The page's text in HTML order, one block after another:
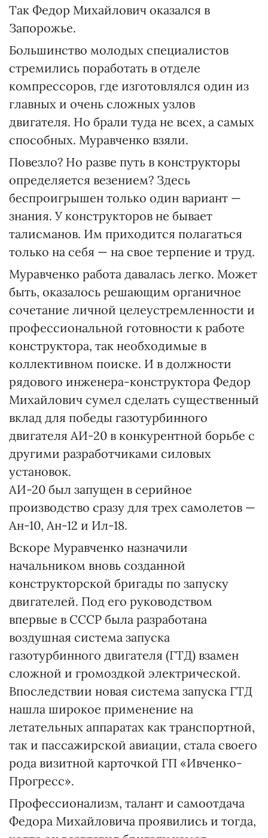
Так Федор Михайлович оказался в
Запорожье.
Большинство молодых специалистов
стремились поработать в отделе
компрессоров, где изготовлялся один из
главных и очень сложных узлов
двигателя. Но брали туда не всех, а самых
способных. Муравченко взяли.
Повезло? Но разве путь в конструкторы
определяется везением? Здесь
беспроигрышен только один вариант —
знания. У конструкторов не бывает
талисманов. Им приходится полагаться
только на себя — на свое терпение и труд.
Муравченко работа давалась легко. Может
быть, оказалось решающим органичное
сочетание личной целеустремленности и
профессиональной готовности к работе
конструктора, так необходимые в
коллективном поиске. И в должности
рядового инженера-конструктора Федор
Михайлович сумел сделать существенный
вклад для победы газотурбинного
двигателя АИ-20 в конкурентной борьбе с
другими разработчиками силовых
установок.
АИ-20 был запущен в серийное
производство сразу для трех самолетов —
Ан-10, Ан-12 и Ил-18.
Вскоре Муравченко назначили
начальником вновь созданной
конструкторской бригады по запуску
двигателей. Под его руководством
впервые в СССР была разработана
воздушная система запуска
газотурбинного двигателя (ГТД) взамен
сложной и громоздкой электрической.
Впоследствии новая система запуска ГТД
нашла широкое применение на
летательных аппаратах как транспортной,
так и пассажирской авиации, стала своего
рода визитной карточкой ГП «Ивченко-
Прогресс».
Профессионализм, талант и самоотдача
Федора Михайловича проявились и тогда,